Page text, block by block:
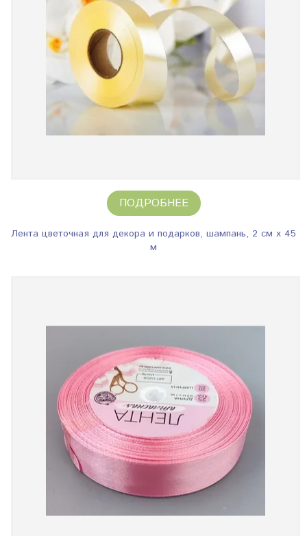
ПОДРОБНЕЕ
Лента цветочная для декора и подарков, шампань, 2 см х 45
м